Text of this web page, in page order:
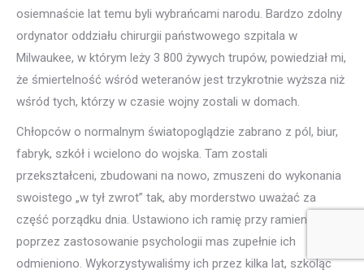
osiemnaście lat temu byli wybrańcami narodu. Bardzo zdolny
ordynator oddziału chirurgii państwowego szpitala w
Milwaukee, w którym leży 3 800 żywych trupów, powiedział mi,
że śmiertelność wśród weteranów jest trzykrotnie wyższa niż
wśród tych, którzy w czasie wojny zostali w domach.
Chłopców o normalnym światopoglądzie zabrano z pól, biur,
fabryk, szkół i wcielono do wojska. Tam zostali
przekształceni, zbudowani na nowo, zmuszeni do wykonania
swoistego „w tył zwrot” tak, aby morderstwo uważać za
część porządku dnia. Ustawiono ich ramię przy ramieniu i
poprzez zastosowanie psychologii mas zupełnie ich
odmieniono. Wykorzystywaliśmy ich przez kilka lat, szkoląc